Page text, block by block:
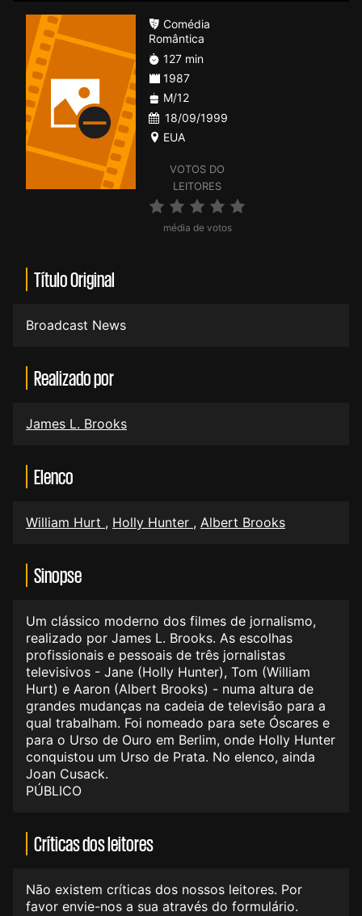
VOTOS DO
LEITORES
média de votos
Comédia
Romântica
127 min
1987
M/12
18/09/1999
EUA
Título Original
Broadcast News
Realizado por
James L. Brooks
Elenco
William Hurt , Holly Hunter , Albert Brooks
Sinopse
Um clássico moderno dos filmes de jornalismo,
realizado por James L. Brooks. As escolhas
profissionais e pessoais de três jornalistas
televisivos - Jane (Holly Hunter), Tom (William
Hurt) e Aaron (Albert Brooks) - numa altura de
grandes mudanças na cadeia de televisão para a
qual trabalham. Foi nomeado para sete Óscares e
para o Urso de Ouro em Berlim, onde Holly Hunter
conquistou um Urso de Prata. No elenco, ainda
Joan Cusack.
PÚBLICO
Críticas dos leitores
Não existem críticas dos nossos leitores. Por
favor envie-nos a sua através do formulário.